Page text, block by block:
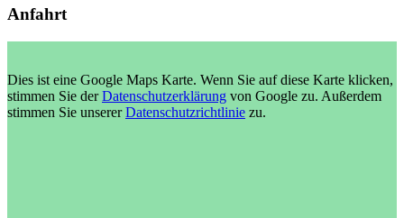
Anfahrt
Dies ist eine Google Maps Karte. Wenn Sie auf diese Karte klicken,
stimmen Sie derDatenschutzerklärung von Google zu. Außerdem
stimmen Sie unsererDatenschutzrichtlinie zu.